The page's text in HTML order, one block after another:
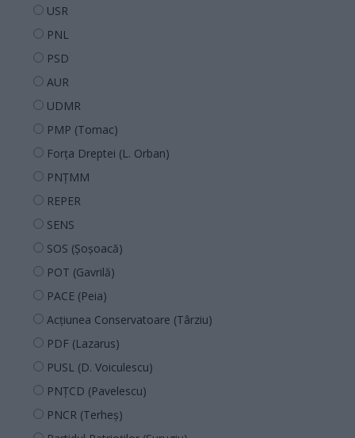
USR
PNL
PSD
AUR
UDMR
PMP (Tomac)
Forța Dreptei (L. Orban)
PNȚMM
REPER
SENS
SOS (Șoșoacă)
POT (Gavrilă)
PACE (Peia)
Acțiunea Conservatoare (Târziu)
PDF (Lazarus)
PUSL (D. Voiculescu)
PNȚCD (Pavelescu)
PNCR (Terheș)